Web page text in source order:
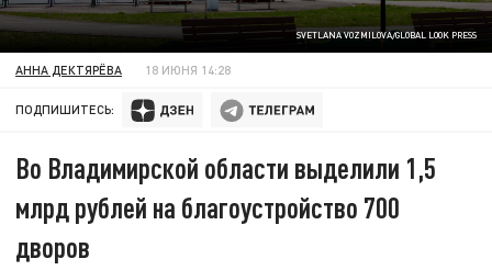
SVETLANA VOZMILOVA/GLOBAL LOOK PRESS
АННА ДЕКТЯРЁВА 18 ИЮНЯ 14:28
ПОДПИШИТЕСЬ:
Во Владимирской области выделили 1,5
млрд рублей на благоустройство 700
дворов